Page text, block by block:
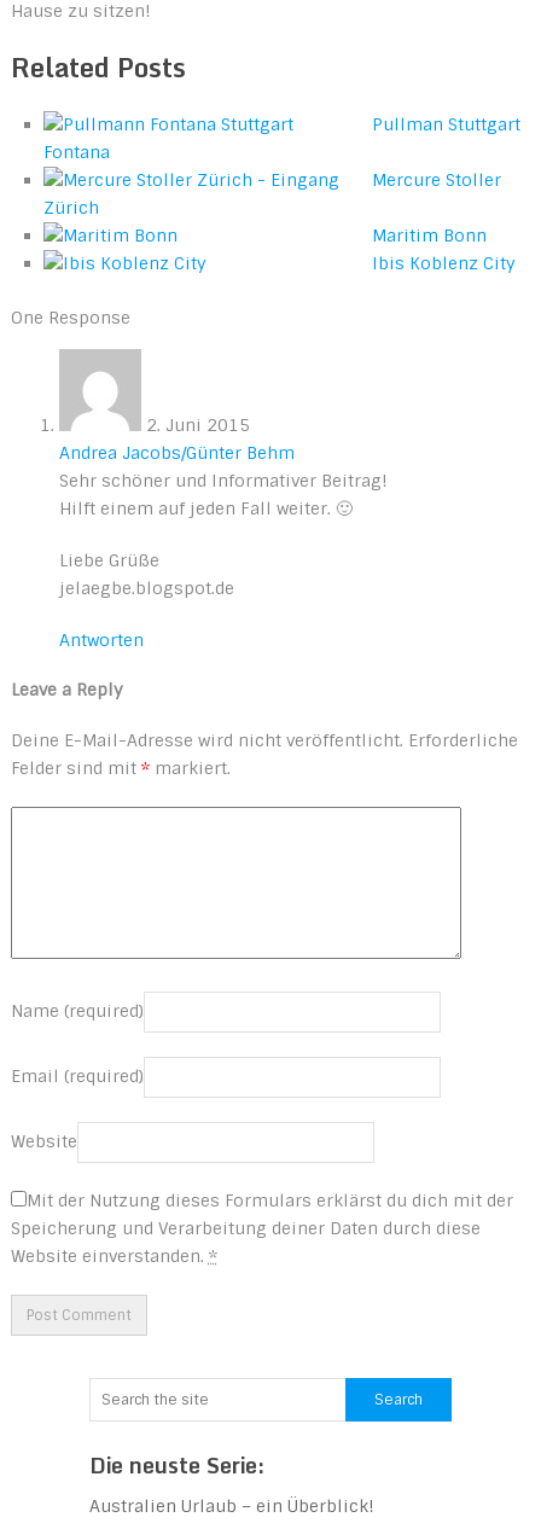
Hause zu sitzen!
Related Posts
Pullman Stuttgart
Fontana
Mercure Stoller
Zürich
Maritim Bonn
Ibis Koblenz City
One Response
2. Juni 2015
Andrea Jacobs/Günter Behm
Sehr schöner und Informativer Beitrag!
Hilft einem auf jeden Fall weiter. 🙂
Liebe Grüße
jelaegbe.blogspot.de
Antworten
Leave a Reply
Deine E-Mail-Adresse wird nicht veröffentlicht. Erforderliche
Felder sind mit *markiert.
Name (required)
Email (required)
Website
Mit der Nutzung dieses Formulars erklärst du dich mit der
Speicherung und Verarbeitung deiner Daten durch diese
Website einverstanden. *
Die neuste Serie:
Australien Urlaub – ein Überblick!